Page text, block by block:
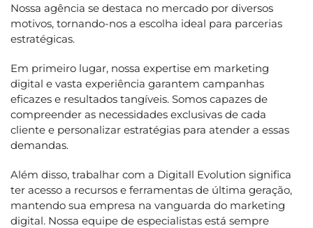
Nossa agência se destaca no mercado por diversos
motivos, tornando-nos a escolha ideal para parcerias
estratégicas.
Em primeiro lugar, nossa expertise em marketing
digital e vasta experiência garantem campanhas
eficazes e resultados tangíveis. Somos capazes de
compreender as necessidades exclusivas de cada
cliente e personalizar estratégias para atender a essas
demandas.
Além disso, trabalhar com a Digitall Evolution significa
ter acesso a recursos e ferramentas de última geração,
mantendo sua empresa na vanguarda do marketing
digital. Nossa equipe de especialistas está sempre